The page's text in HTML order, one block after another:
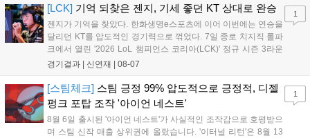
하며 POM에 선정됐...
[LCK] 기억 되찾은 젠지, 기세 좋던 KT 상대로 완승
젠지가 기억을 찾았다. 한화생명e스포츠에 이어 이번에는 연승을
달리던 KT를 압도적인 경기력으로 꺾었다. 7일 종로 치지직 롤파
크에서 열린 '2026 LoL 챔피언스 코리아(LCK)' 정규 시즌 3라운
드 레전드 그룹, kt 롤스터와 젠지 e스포츠의 대결에서 젠지가 압
기억을 되찾기라도 한 듯 1,...
경기결과 | 신연재 | 08-07
1
[스팀체크] 스팀 긍정 99% 압도적으로 긍정적, 디젤
펑크 포탑 조작 '아이언 네스트'
8월 6일 출시된 '아이언 네스트'가 사실적인 조작감으로 호평받으
며 스팀 신작 매출 상위권에 올랐습니다. '이터널 리턴'은 8월 13
1